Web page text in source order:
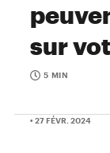
sur
5 MIN
• 27 FÉVR. 2024